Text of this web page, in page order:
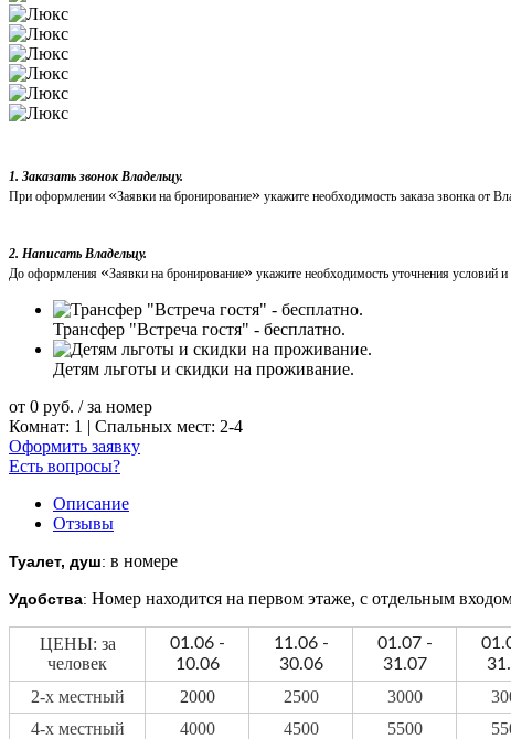
1. Заказать звонок Владельцу.
При оформлении «Заявки на бронирование» укажите необходимость заказа звонка от
2. Написать Владельцу.
До оформления «Заявки на бронирование» укажите необходимость уточнения условий
Трансфер "Встреча гостя" - бесплатно.
Детям льготы и скидки на проживание.
от 0 руб. / за номер
Комнат: 1 | Спальных мест: 2-4
Оформить заявку
Есть вопросы?
Описание
Отзывы
Туалет, душ: в номере
Удобства: Номер находится на первом этаже, с отдельным
ЦЕНЫ: за
человек
01.06 -
10.06
11.06 -
30.06
01.07 -
31.07
2-х местный 2000 2500 3000
4-х местный
4000 4500 5500